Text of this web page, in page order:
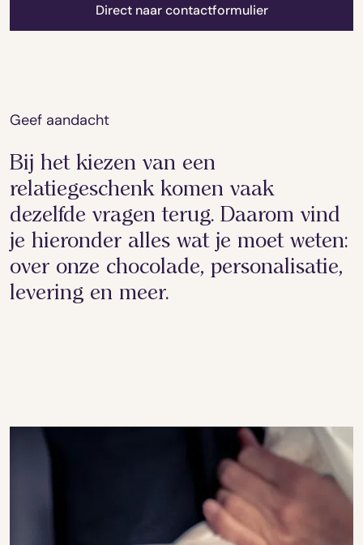
Direct naar contactformulier
Geef aandacht
Bij het kiezen van een
relatiegeschenk komen vaak
dezelfde vragen terug. Daarom vind
je hieronder alles wat je moet weten:
over onze chocolade, personalisatie,
levering en meer.